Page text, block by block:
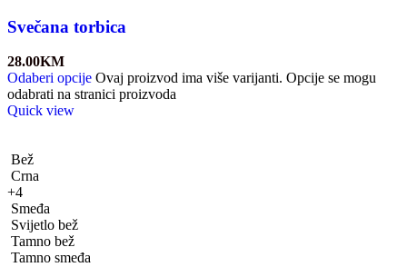
Svečana torbica
28.00KM
Odaberi opcije Ovaj proizvod ima više varijanti. Opcije se mogu
odabrati na stranici proizvoda
Quick view
Bež
Crna
+4
Smeđa
Svijetlo bež
Tamno bež
Tamno smeđa